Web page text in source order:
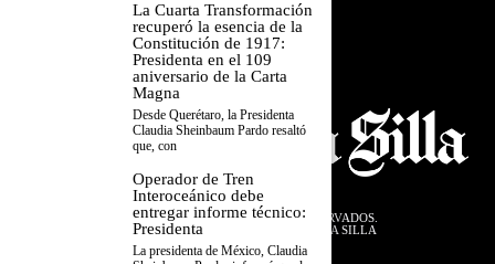
2026TODOS LOS DERECHOS RESERVADOS.
DISEÑADO POR EL EQUIPO DESDE LA SILLA
PRIVACIDAD TÉRMINOS
La Cuarta Transformación
recuperó la esencia de la
Constitución de 1917:
Presidenta en el 109
aniversario de la Carta
Magna
Desde Querétaro, la Presidenta
Claudia Sheinbaum Pardo resaltó
que, con
Operador de Tren
Interoceánico debe
entregar informe técnico:
Presidenta
La presidenta de México, Claudia